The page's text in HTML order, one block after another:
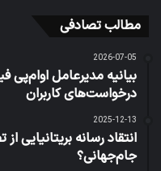
مطالب تصادفی
2026-07-05
بیانیه مدیرعامل او‌ام‌پی
درخواست‌های کاربران
2025-12-13
انتقاد رسانه بریتانیایی
جام‌جهانی؟